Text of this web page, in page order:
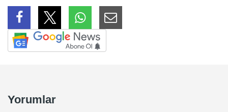
Yorumlar